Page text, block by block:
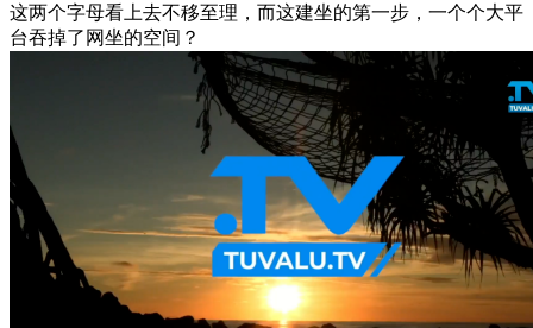
这两个字母看上去不移至理，而这建坐的第一步，一个个大平
台吞掉了网坐的空间？